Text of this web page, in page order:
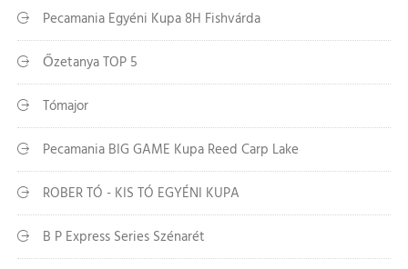
Pecamania Egyéni Kupa 8H Fishvárda
Őzetanya TOP 5
Tómajor
Pecamania BIG GAME Kupa Reed Carp Lake
ROBER TÓ - KIS TÓ EGYÉNI KUPA
B P Express Series Szénarét